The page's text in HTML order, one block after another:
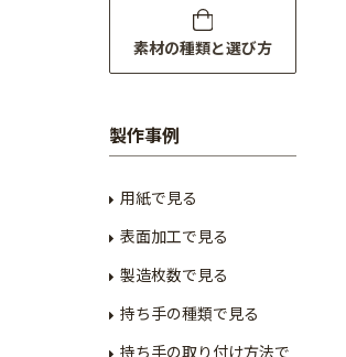
素材の種類と選び方
製作事例
用紙で見る
表面加工で見る
製造枚数で見る
持ち手の種類で見る
持ち手の取り付け方法で